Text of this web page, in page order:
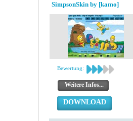
SimpsonSkin by [kamo]
Bewertung:
Weitere Infos...
DOWNLOAD